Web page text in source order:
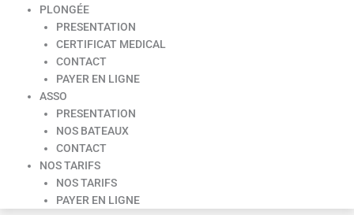
PLONGÉE
PRESENTATION
CERTIFICAT MEDICAL
CONTACT
PAYER EN LIGNE
ASSO
PRESENTATION
NOS BATEAUX
CONTACT
NOS TARIFS
NOS TARIFS
PAYER EN LIGNE